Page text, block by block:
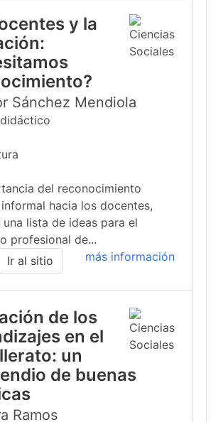
y la
Sánchez Mendiola
del reconocimiento
hacia los docentes,
una lista de ideas para el
profesional de...
más información
Ir al sitio
de los
en el
un
de buenas
Ramos